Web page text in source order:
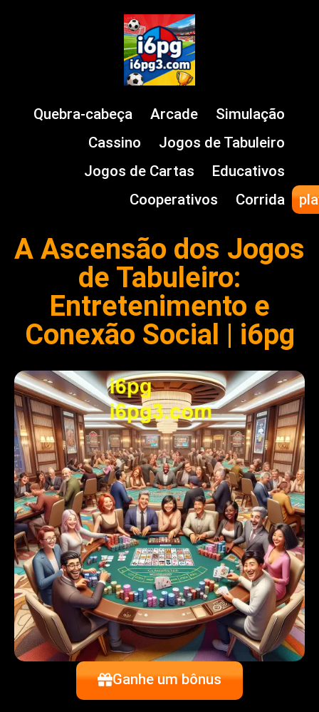
Quebra-cabeça Arcade
Simulação
Cassino
Jogos de Tabuleiro
Jogos de Cartas
Educativos
Cooperativos
Corrida
A Ascensão dos Jogos
de Tabuleiro:
Entretenimento e
Conexão Social | i6pg
Ganhe um bônus